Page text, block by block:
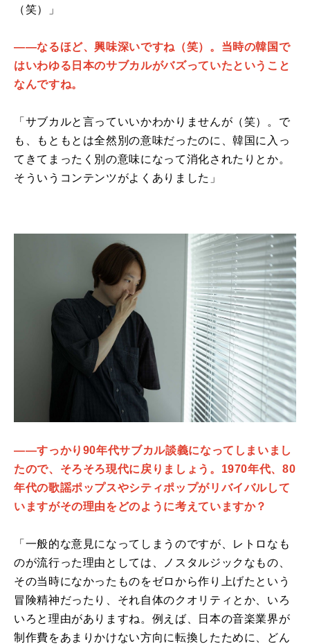
（笑）」
――なるほど、興味深いですね（笑）。当時の韓国で
はいわゆる日本のサブカルがバズっていたということ
なんですね。
「サブカルと言っていいかわかりませんが（笑）。で
も、もともとは全然別の意味だったのに、韓国に入っ
てきてまったく別の意味になって消化されたりとか。
そういうコンテンツがよくありました」
――すっかり90年代サブカル談義になってしまいまし
たので、そろそろ現代に戻りましょう。1970年代、80
年代の歌謡ポップスやシティポップがリバイバルして
いますがその理由をどのように考えていますか？
「一般的な意見になってしまうのですが、レトロなも
のが流行った理由としては、ノスタルジックなもの、
その当時になかったものをゼロから作り上げたという
冒険精神だったり、それ自体のクオリティとか、いろ
いろと理由がありますね。例えば、日本の音楽業界が
制作費をあまりかけない方向に転換したために、どん